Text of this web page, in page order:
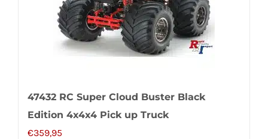
47432 RC Super Cloud Buster Black
Edition 4x4x4 Pick up Truck
€359,95